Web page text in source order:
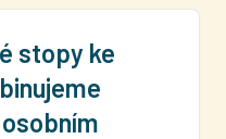
stopy ke